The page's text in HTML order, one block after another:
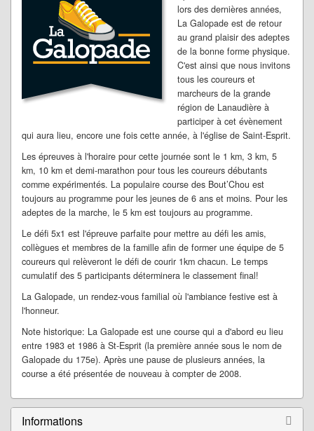
lors des dernières années,
La Galopade est de retour
au grand plaisir des adeptes
de la bonne forme physique.
C'est ainsi que nous invitons
tous les coureurs et
marcheurs de la grande
région de Lanaudière à
participer à cet évènement
qui aura lieu, encore une fois cette année, à l'église de Saint-Esprit.
Les épreuves à l'horaire pour cette journée sont le 1 km, 3 km, 5
km, 10 km et demi-marathon pour tous les coureurs débutants
comme expérimentés. La populaire course des Bout’Chou est
toujours au programme pour les jeunes de 6 ans et moins. Pour les
adeptes de la marche, le 5 km est toujours au programme.
Le défi 5x1 est l'épreuve parfaite pour mettre au défi les amis,
collègues et membres de la famille afin de former une équipe de 5
coureurs qui relèveront le défi de courir 1km chacun. Le temps
cumulatif des 5 participants déterminera le classement final!
La Galopade, un rendez-vous familial où l'ambiance festive est à
l'honneur.
Note historique: La Galopade est une course qui a d'abord eu lieu
entre 1983 et 1986 à St-Esprit (la première année sous le nom de
Galopade du 175e). Après une pause de plusieurs années, la
course a été présentée de nouveau à compter de 2008.
Informations